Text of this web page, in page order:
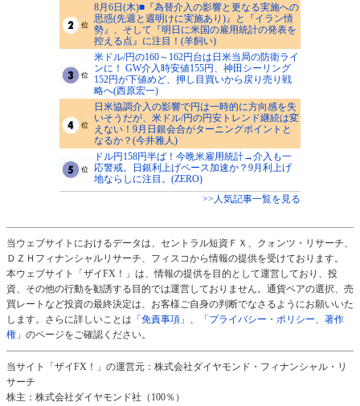
8月6日(木)■『為替介入の影響と更なる実施への
思惑(先週と週明けに実施あり)』と『イラン情
勢』、そして『明日に米国の雇用統計の発表を
控える点』に注目！(羊飼い)
米ドル/円の160～162円台は日米当局の防衛ライ
ンに！ GW介入時安値155円、神田シーリング
152円が下値めど、押し目買いから戻り売り戦
略へ(西原宏一)
日米協調介入の影響で円は一時的に方向感を失
いそうだが、米ドル/円の円安トレンド継続は変
えない！9月日銀会合がターニングポイントと
なるか？(今井雅人)
ドル円158円半ば！今晩米雇用統計→介入も一
応警戒。日銀利上げペース加速か？9月利上げ
地ならしに注目。(ZERO)
>>人気記事一覧を見る
当ウェブサイトにおけるデータは、セントラル短資ＦＸ、クォンツ・リサーチ、
ＤＺＨフィナンシャルリサーチ、フィスコから情報の提供を受けております。
本ウェブサイト「ザイFX！」は、情報の提供を目的として運営しており、投
資、その他の行動を勧誘する目的では運営しておりません。通貨ペアの選択、売
買レートなど投資の最終決定は、お客様ご自身の判断でなさるようにお願いいた
します。さらに詳しいことは 「免責事項」 、
「プライバシー・ポリシー、著作
権」 のページをご確認ください。
当サイト「ザイFX！」の運営元：株式会社ダイヤモンド・フィナンシャル・リ
サーチ
株主：株式会社ダイヤモンド社（100％）